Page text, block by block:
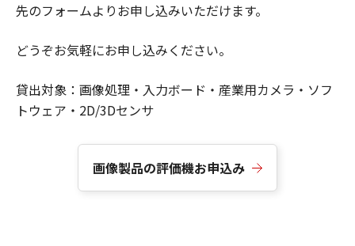
先のフォームよりお申し込みいただけます。
どうぞお気軽にお申し込みください。
貸出対象：画像処理・入力ボード・産業用カメラ・ソフ
トウェア・2D/3Dセンサ
画像製品の評価機お申込み